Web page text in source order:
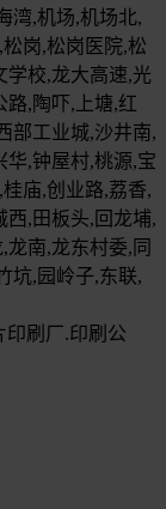
湾,机场,机场北,
岗,松岗医院,松
学校,龙大高速,光
路,陶吓,上塘,红
部工业城,沙井南,
华,钟屋村,桃源,宝
庙,创业路,荔香,
西,田板头,回龙埔,
南,龙东村委,同
坑,园岭子,东联,
印刷厂.印刷公